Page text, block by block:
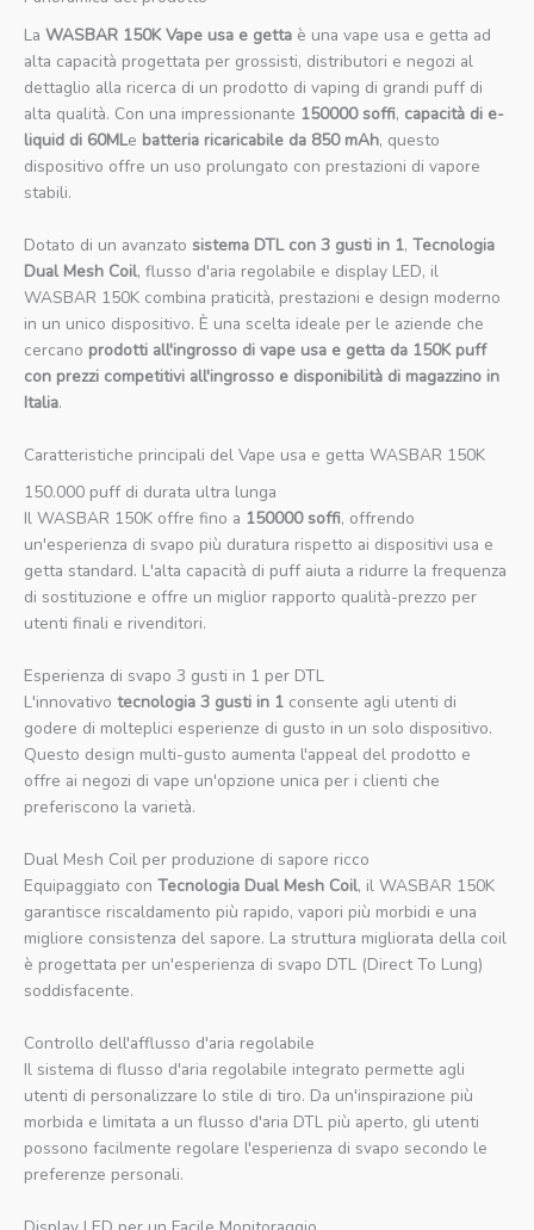
La WASBAR 150K Vape usa e getta è una vape usa e getta ad
alta capacità progettata per grossisti, distributori e negozi al
dettaglio alla ricerca di un prodotto di vaping di grandi puff di
alta qualità. Con una impressionante 150000 soffi, capacità di e-
liquid di 60MLe batteria ricaricabile da 850 mAh, questo
dispositivo offre un uso prolungato con prestazioni di vapore
stabili.
Dotato di un avanzato sistema DTL con 3 gusti in 1, Tecnologia
Dual Mesh Coil, flusso d'aria regolabile e display LED, il
WASBAR 150K combina praticità, prestazioni e design moderno
in un unico dispositivo. È una scelta ideale per le aziende che
cercano prodotti all'ingrosso di vape usa e getta da 150K puff
con prezzi competitivi all'ingrosso e disponibilità di magazzino in
Italia.
Caratteristiche principali del Vape usa e getta WASBAR 150K
150.000 puff di durata ultra lunga
Il WASBAR 150K offre fino a 150000 soffi, offrendo
un'esperienza di svapo più duratura rispetto ai dispositivi usa e
getta standard. L'alta capacità di puff aiuta a ridurre la frequenza
di sostituzione e offre un miglior rapporto qualità-prezzo per
utenti finali e rivenditori.
Esperienza di svapo 3 gusti in 1 per DTL
L'innovativo tecnologia 3 gusti in 1 consente agli utenti di
godere di molteplici esperienze di gusto in un solo dispositivo.
Questo design multi-gusto aumenta l'appeal del prodotto e
offre ai negozi di vape un'opzione unica per i clienti che
preferiscono la varietà.
Dual Mesh Coil per produzione di sapore ricco
Equipaggiato con Tecnologia Dual Mesh Coil, il WASBAR 150K
garantisce riscaldamento più rapido, vapori più morbidi e una
migliore consistenza del sapore. La struttura migliorata della coil
è progettata per un'esperienza di svapo DTL (Direct To Lung)
soddisfacente.
Controllo dell'afflusso d'aria regolabile
Il sistema di flusso d'aria regolabile integrato permette agli
utenti di personalizzare lo stile di tiro. Da un'inspirazione più
morbida e limitata a un flusso d'aria DTL più aperto, gli utenti
possono facilmente regolare l'esperienza di svapo secondo le
preferenze personali.